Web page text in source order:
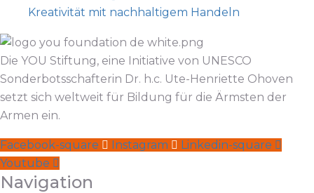
Kreativität mit nachhaltigem Handeln
Die YOU Stiftung, eine Initiative von UNESCO
Sonderbotsschafterin Dr. h.c. Ute-Henriette Ohoven
setzt sich weltweit für Bildung für die Ärmsten der
Armen ein.
Facebook-square Instagram
Linkedin-square
Youtube
Navigation